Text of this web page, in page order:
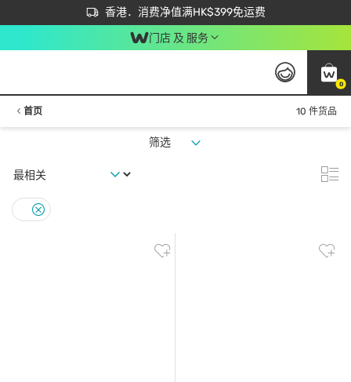
香港．消费净值满HK$399免运费
立即成为易赏钱会员尽享独家优惠
首次APP下单买满$450 输入 NEWAPP 即减$50
门店 及 服务
0
首页 10 件货品
筛选